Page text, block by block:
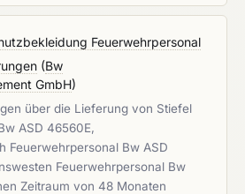
Feuerwehrpersonal
(Bw
GmbH)
über die Lieferung von Stiefel
ASD 46560E,
Feuerwehrpersonal Bw ASD
Feuerwehrpersonal Bw
Zeitraum von 48 Monaten